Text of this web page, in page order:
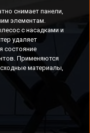
снимает панели,
элементам.
с насадками и
удаляет
состояние
Применяются
материалы,